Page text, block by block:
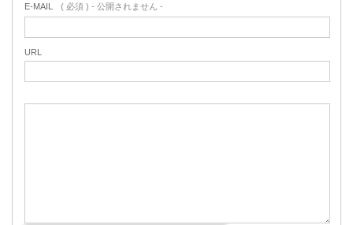
E-MAIL ( 必須 ) - 公開されません -
URL